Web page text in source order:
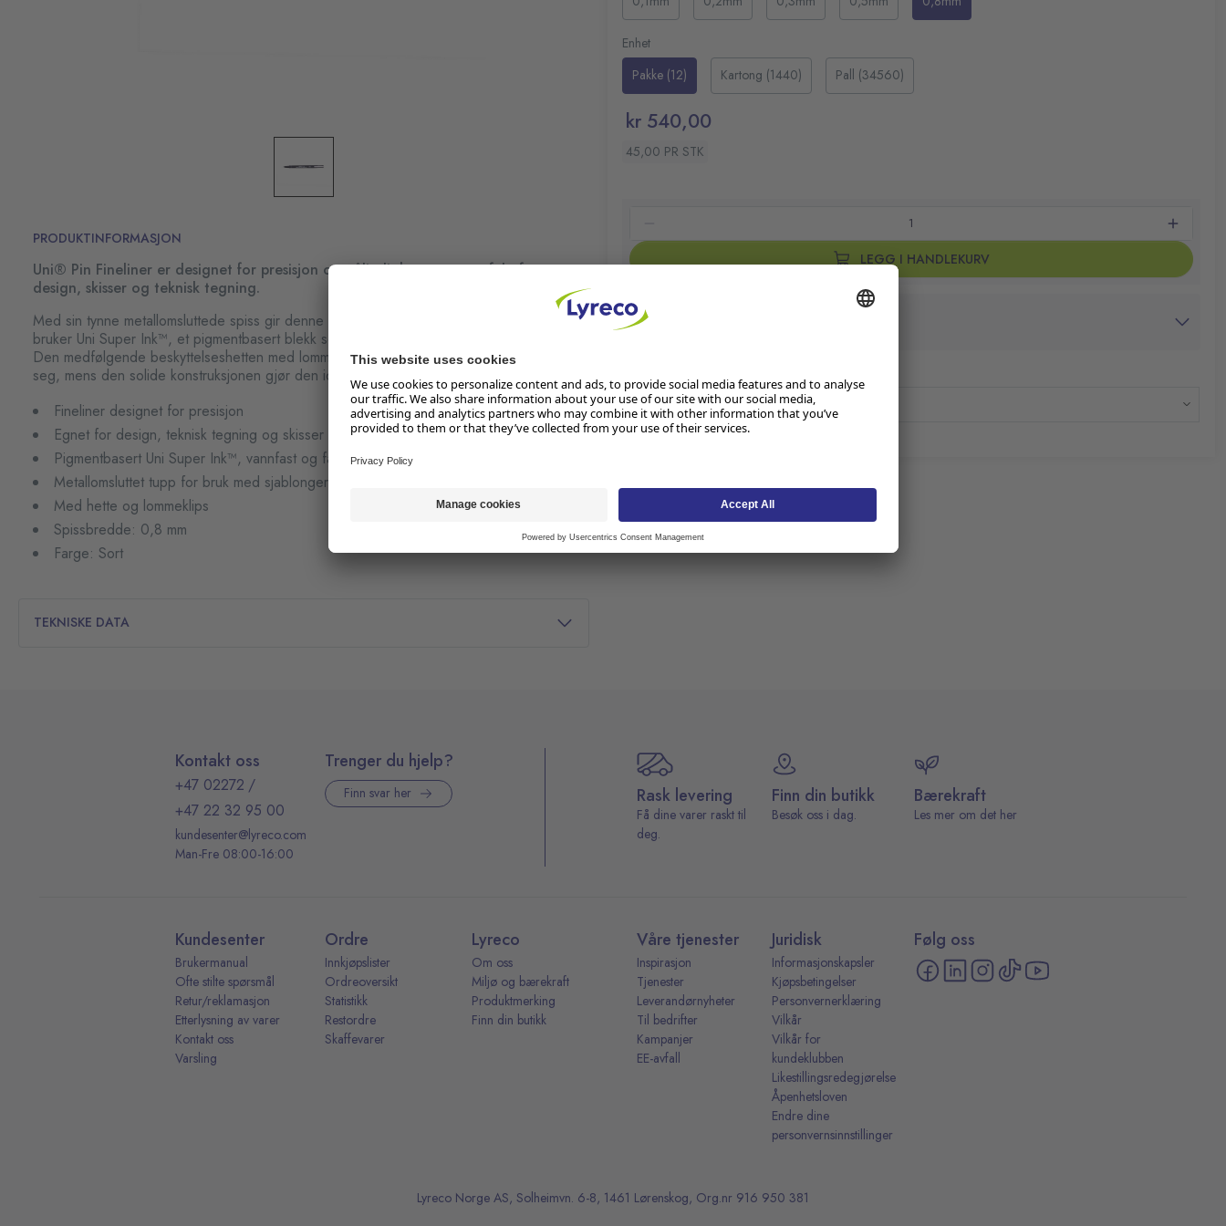
PRODUKTINFORMASJON
Uni® Pin Fineliner er designet for presisjon og pålitelighet og er perfekt for
design, skisser og teknisk tegning.
Med sin tynne metallomsluttede spiss gir denne pennen jevne og skarpe linjer. Den
bruker Uni Super Ink™, et pigmentbasert blekk som er vanntett og falmer ikke over tid.
Den medfølgende beskyttelseshetten med lommeklips gjør det enkelt å ta den med
seg, mens den solide konstruksjonen gjør den ideell for bruk med sjablonger.
Fineliner designet for presisjon
Egnet for design, teknisk tegning og skisser
Pigmentbasert Uni Super Ink™, vannfast og fargebestandig
Metallomsluttet tupp for bruk med sjablonger
Med hette og lommeklips
Spissbredde: 0,8 mm
Farge: Sort
TEKNISKE DATA
Metallomsluttet tupp for bruk med sjablonger
Spissbredde: 0,8 mm
Farge: Sort
Enhet
Pakke (12)
Kartong (1440) Pall (34560)
kr 540,00
45,00 PR STK
LEGG I HANDLEKURV
Lager i butikk
Kontakt oss
+47 02272 /
+47 22 32 95 00
kundesenter@lyreco.com
Man-Fre 08:00-16:00
Trenger du hjelp?
Finn svar her Rask levering
Få dine varer raskt til
deg.
Finn din butikk
Besøk oss i dag.
Bærekraft
Les mer om det her
Kundesenter
Brukermanual
Ofte stilte spørsmål
Retur/reklamasjon
Etterlysning av varer
Kontakt oss
Varsling
Ordre
Innkjøpslister
Ordreoversikt
Statistikk
Restordre
Skaffevarer
Lyreco
Om oss
Miljø og bærekraft
Produktmerking
Finn din butikk
Våre tjenester
Inspirasjon
Tjenester
Leverandørnyheter
Til bedrifter
Kampanjer
EE-avfall
Juridisk
Informasjonskapsler
Kjøpsbetingelser
Personvernerklæring
Vilkår
Vilkår for
kundeklubben
Likestillingsredegjørelse
Åpenhetsloven
Endre dine
personvernsinnstillinger
Følg oss
Lyreco Norge AS, Solheimvn. 6-8, 1461 Lørenskog, Org.nr 916 950 381